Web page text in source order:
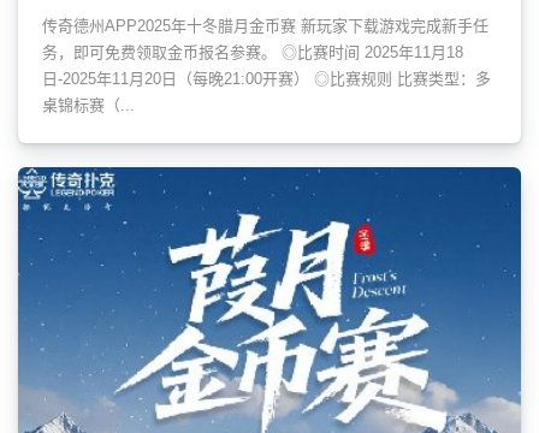
传奇德州APP2025年十冬腊月金币赛 新玩家下载游戏完成新手任
务，即可免费领取金币报名参赛。 ◎比赛时间 2025年11月18
日-2025年11月20日（每晚21:00开赛） ◎比赛规则 比赛类型：多
桌锦标赛（...